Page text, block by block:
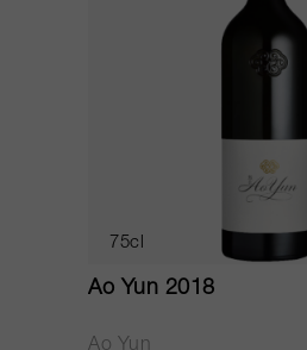
75cl
Ao Yun 2018